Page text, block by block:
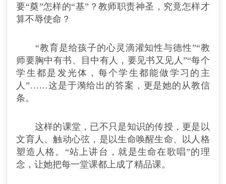
要“奠”怎样的“基”？教师职责神圣，究竟怎样才
算不辱使命？
“教育是给孩子的心灵滴灌知性与德性”“教
师要胸中有书、目中有人，要见书又见人”“每个
学生都是发光体，每个学生都能做学习的主
人”……这是于漪给出的答案，更是她的从教信
条。
这样的课堂，已不只是知识的传授，更是以
文育人、触动心弦，是以生命唤醒生命、以人格
塑造人格。“站上讲台，就是生命在歌唱”的理
念，让她把每一堂课都上成了精品课。